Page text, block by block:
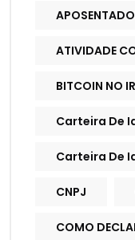
ATIVIDADE
BITCOIN NO IR
Carteira De
Carteira De
CNPJ
COMO